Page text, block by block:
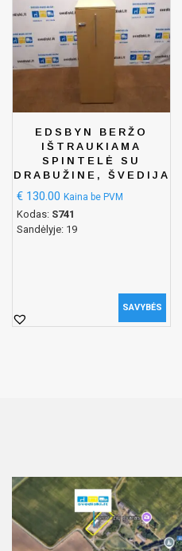
EDSBYN BERŽO
IŠTRAUKIAMA
SPINTELĖ SU
DRABUŽINE, ŠVEDIJA
€ 130.00 Kaina be PVM
Kodas: S741
Sandėlyje: 19
SAVYBĖS